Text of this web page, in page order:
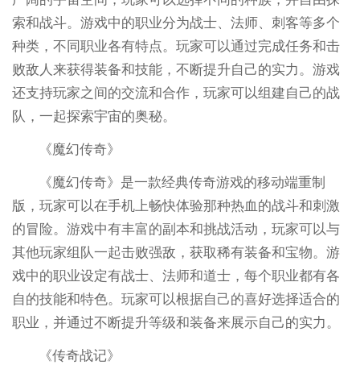
索和战斗。游戏中的职业分为战士、法师、刺客等多个
种类，不同职业各有特点。玩家可以通过完成任务和击
败敌人来获得装备和技能，不断提升自己的实力。游戏
还支持玩家之间的交流和合作，玩家可以组建自己的战
队，一起探索宇宙的奥秘。
《魔幻传奇》
《魔幻传奇》是一款经典传奇游戏的移动端重制
版，玩家可以在手机上畅快体验那种热血的战斗和刺激
的冒险。游戏中有丰富的副本和挑战活动，玩家可以与
其他玩家组队一起击败强敌，获取稀有装备和宝物。游
戏中的职业设定有战士、法师和道士，每个职业都有各
自的技能和特色。玩家可以根据自己的喜好选择适合的
职业，并通过不断提升等级和装备来展示自己的实力。
《传奇战记》